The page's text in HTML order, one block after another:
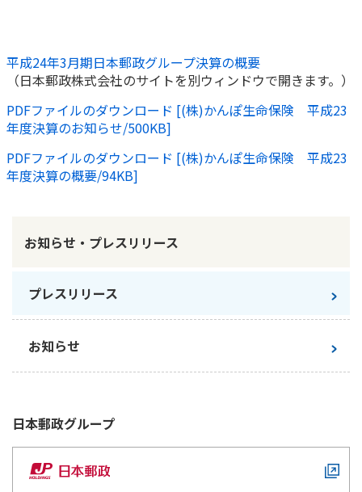
新規登録
各種サービス・お知らせ
かんぽプラチナライフサービス
保険用語集
お問い合わせ
保険の探し方のポイント
保険かんたん診断
これからのライフイベントでかかる費用とは？
保険料のお払込方法
保険用語集
お問い合わせ
お金
子育て
ライフプラン
会社概要
財務情報
株主・投資家のみなさまへ
日本郵政グループとしての取り組み
採用情報
CM・オウンドメディア／ソーシャルメディア
かんぽブランド
株主・投資家のみなさまへ
採用情報
English
平成24年3月期日本郵政グループ決算の概要
（日本郵政株式会社のサイトを別ウィンドウで開きます。）
PDFファイルのダウンロード [(株)かんぽ生命保険 平成23
年度決算のお知らせ/500KB]
PDFファイルのダウンロード [(株)かんぽ生命保険 平成23
年度決算の概要/94KB]
お知らせ・プレスリリース
プレスリリース
お知らせ
日本郵政グループ